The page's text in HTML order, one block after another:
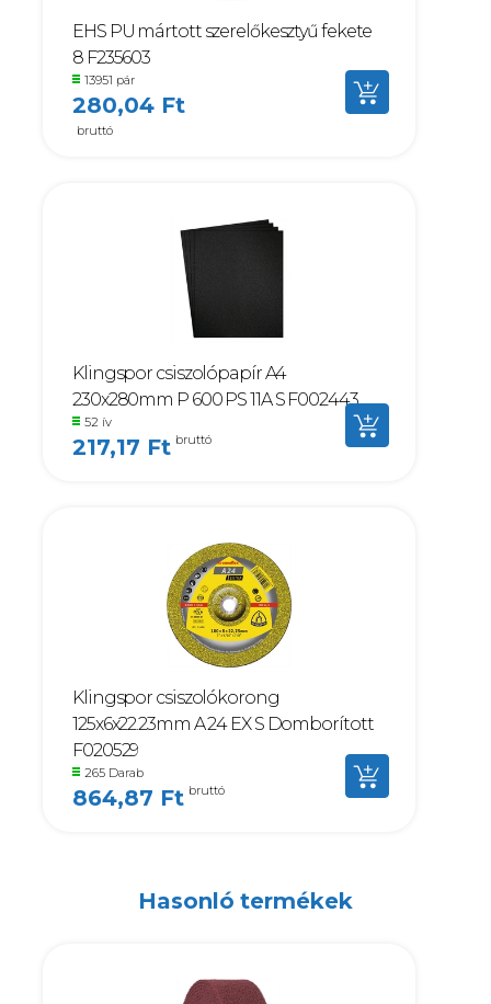
EHS PU mártott szerelőkesztyű fekete
8 F235603
13951 pár
280,04 Ft
bruttó
Klingspor csiszolópapír A4
230x280mm P 600 PS 11A S F002443
52 ív
217,17 Ft bruttó
Klingspor csiszolókorong
125x6x22.23mm A 24 EX S Domborított
F020529
265 Darab
864,87 Ft bruttó
Hasonló termékek